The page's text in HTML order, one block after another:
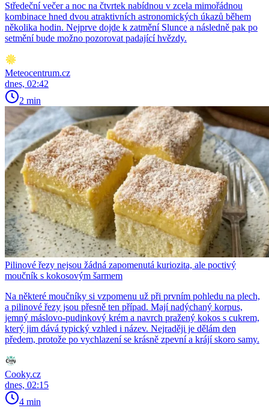
Středeční večer a noc na čtvrtek nabídnou v zcela mimořádnou
kombinace hned dvou atraktivních astronomických úkazů během
několika hodin. Nejprve dojde k zatmění Slunce a následně pak po
setmění bude možno pozorovat padající hvězdy.
Meteocentrum.cz
dnes, 02:42
2 min
Pilinové řezy nejsou žádná zapomenutá kuriozita, ale poctivý
moučník s kokosovým šarmem
Na některé moučníky si vzpomenu už při prvním pohledu na plech,
a pilinové řezy jsou přesně ten případ. Mají nadýchaný korpus,
jemný máslovo-pudinkový krém a navrch pražený kokos s cukrem,
který jim dává typický vzhled i název. Nejraději je dělám den
předem, protože po vychlazení se krásně zpevní a krájí skoro samy.
Cooky.cz
dnes, 02:15
4 min